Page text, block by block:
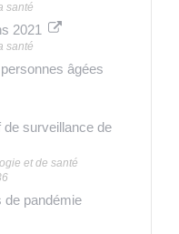
santé
2021
santé
âgées
de surveillance de
et de santé
de pandémie